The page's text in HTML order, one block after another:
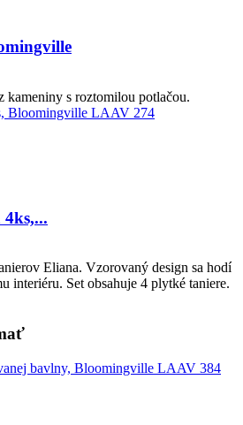
kameniny s roztomilou potlačou.
Eliana. Vzorovaný design sa hodí
interiéru. Set obsahuje 4 plytké taniere.